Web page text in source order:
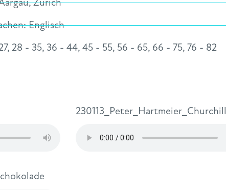
Englisch
, 28 - 35, 36 - 44, 45 - 55, 56 - 65, 66 - 75, 76 - 82
230113_Peter_Hartmeier_Churchill